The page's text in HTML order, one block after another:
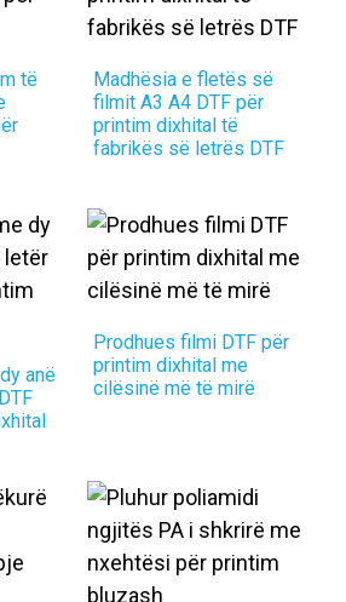
të
Madhësia e fletës së
filmit A3 A4 DTF për
printim dixhital të
fabrikës së letrës DTF
anë
Prodhues filmi DTF për
printim dixhital me
cilësinë më të mirë